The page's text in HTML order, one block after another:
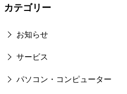
カテゴリー
お知らせ
サービス
パソコン・コンピューター